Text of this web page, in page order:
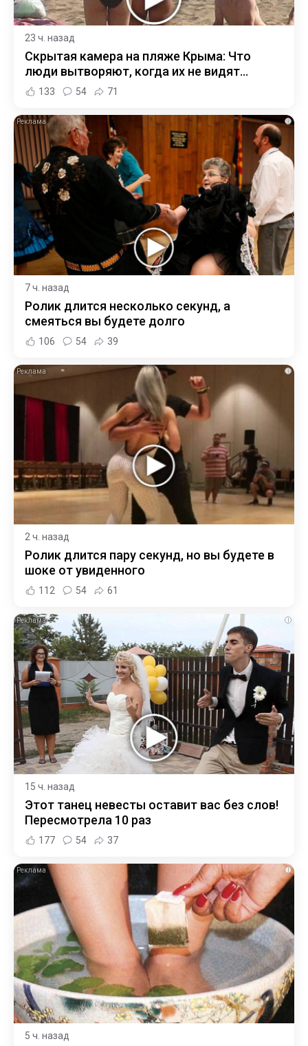
23 ч. назад
Скрытая камера на пляже Крыма: Что
люди вытворяют, когда их не видят...
133 54 71
i
7 ч. назад
Ролик длится несколько секунд, а
смеяться вы будете долго
106 54 39
i
2 ч. назад
Ролик длится пару секунд, но вы будете в
шоке от увиденного
112 54 61
i
15 ч. назад
Этот танец невесты оставит вас без слов!
Пересмотрела 10 раз
177 54 37
i
5 ч. назад